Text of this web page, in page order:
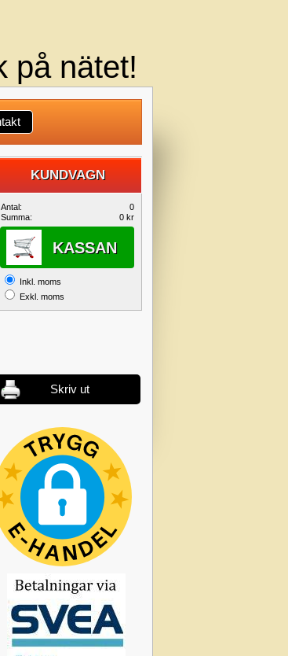
på nätet!
KUNDVAGN
KUNDVAGN
Antal:
0
Summa:
0 kr
KASSAN
Inkl. moms
Exkl. moms
Skriv ut